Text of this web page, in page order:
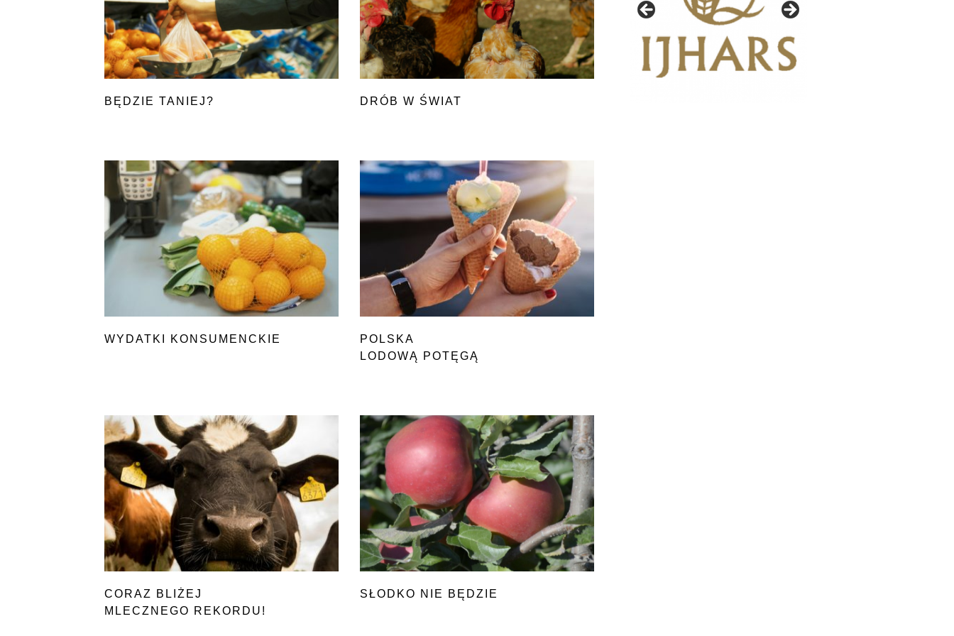
BĘDZIE TANIEJ? DRÓB W ŚWIAT
WYDATKI KONSUMENCKIE
POLSKA
LODOWĄ POTĘGĄ
CORAZ BLIŻEJ
MLECZNEGO REKORDU!
SŁODKO NIE BĘDZIE